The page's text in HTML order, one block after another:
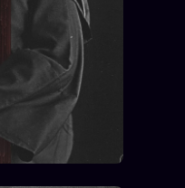
LINEAGE 10 ANS